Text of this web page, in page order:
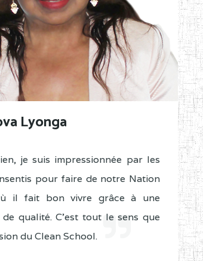
Lyonga
je suis impressionnée par les
pour faire de notre Nation
il fait bon vivre grâce à une
qualité. C'est tout le sens que
du Clean School.